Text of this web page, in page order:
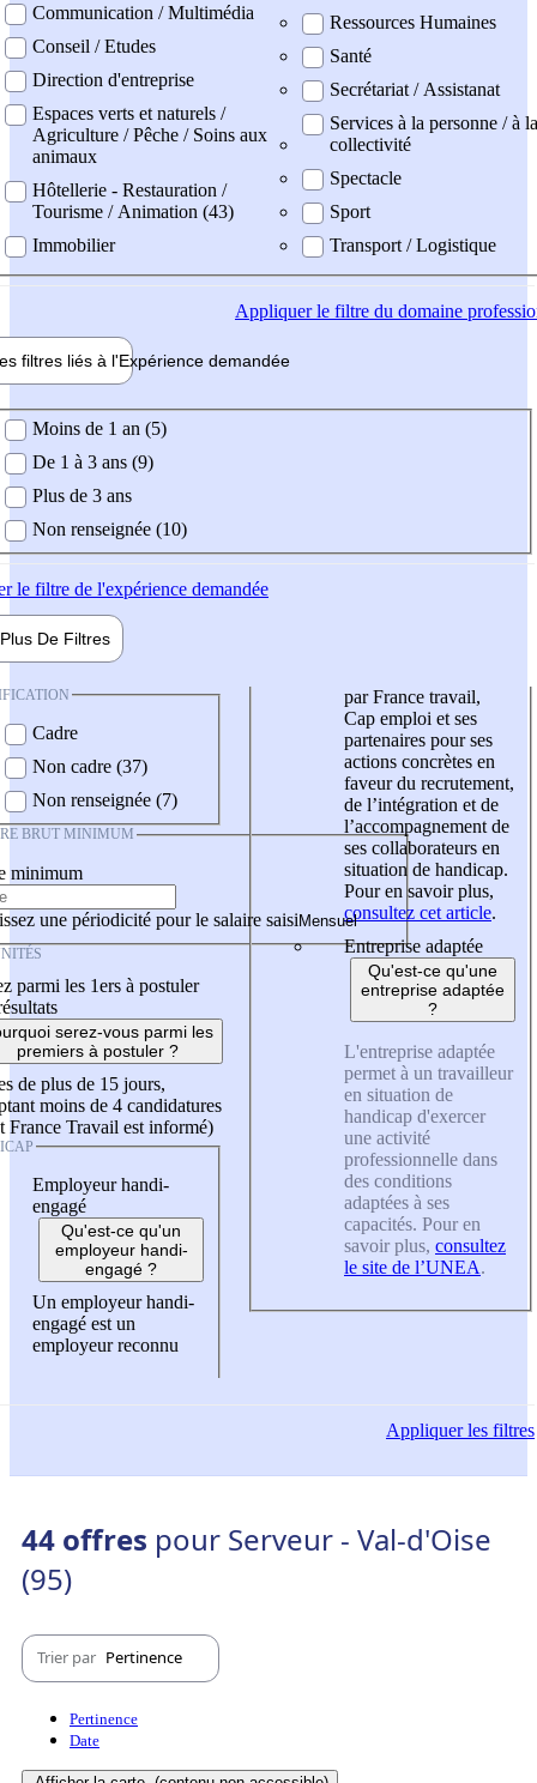
Communication / Multimédia
Conseil / Etudes
Direction d'entreprise
Espaces verts et naturels /
Agriculture / Pêche / Soins aux
animaux
Hôtellerie - Restauration /
Tourisme / Animation (43)
Immobilier
Ressources Humaines
Santé
Secrétariat / Assistanat
Services à la personne / à la
collectivité
Spectacle
Sport
Transport / Logistique
Appliquerle filtre du domaine
filtres liés à l'Expérience demandée
demandée
Moins de 1 an (5)
De 1 à 3 ans (9)
Plus de 3 ans
Non renseignée (10)
le filtre de l'expérience demandée
Plus De Filtres
Cadre
Non cadre (37)
Non renseignée (7)
BRUT MINIMUM
minimum
une périodicité pour le salaire saisi
parmi les 1ers à postuler
serez-vous parmi les
premiers à postuler ?
de plus de 15 jours,
moins de 4 candidatures
France Travail est informé)
Employeur handi-
engagé
Qu'est-ce qu'un
employeur handi-
engagé ?
Un employeur handi-
engagé est un
employeur reconnu
par France travail,
Cap emploi et ses
partenaires pour ses
actions concrètes en
faveur du recrutement,
de l’intégration et de
l’accompagnement de
ses collaborateurs en
situation de handicap.
Pour en savoir plus,
consultez cet article.
Entreprise adaptée
Qu'est-ce qu'une
entreprise adaptée
?
L'entreprise adaptée
permet à un travailleur
en situation de
handicap d'exercer
une activité
professionnelle dans
des conditions
adaptées à ses
capacités. Pour en
savoir plus, consultez
le site de l’UNEA.
Appliquerles filtres
44 offres pour Serveur - Val-d'Oise
(95)
Trier par Pertinence
Pertinence
Date